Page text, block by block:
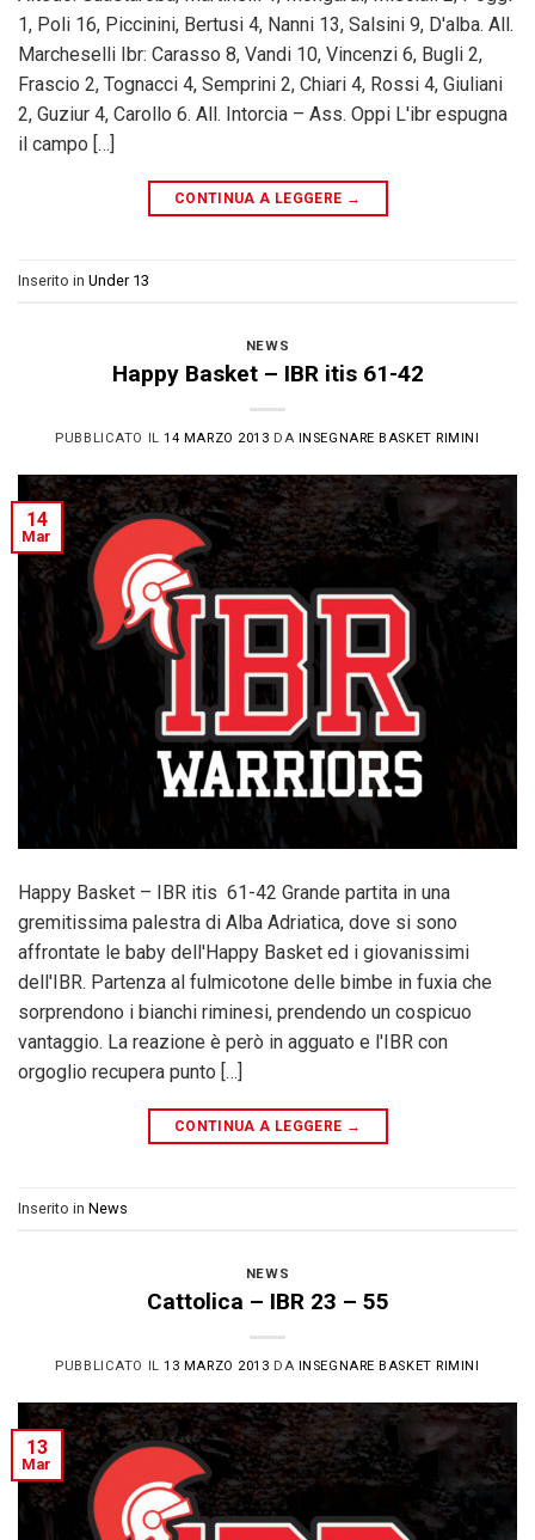
1, Poli 16, Piccinini, Bertusi 4, Nanni 13, Salsini 9, D'alba. All.
Marcheselli Ibr: Carasso 8, Vandi 10, Vincenzi 6, Bugli 2,
Frascio 2, Tognacci 4, Semprini 2, Chiari 4, Rossi 4, Giuliani
2, Guziur 4, Carollo 6. All. Intorcia – Ass. Oppi L'ibr espugna
il campo […]
CONTINUA A LEGGERE →
Inserito in Under 13
NEWS
Happy Basket – IBR itis 61-42
PUBBLICATO IL14 MARZO 2013 DA INSEGNARE BASKET RIMINI
14
Mar
Happy Basket – IBR itis 61-42 Grande partita in una
gremitissima palestra di Alba Adriatica, dove si sono
affrontate le baby dell'Happy Basket ed i giovanissimi
dell'IBR. Partenza al fulmicotone delle bimbe in fuxia che
sorprendono i bianchi riminesi, prendendo un cospicuo
vantaggio. La reazione è però in agguato e l'IBR con
orgoglio recupera punto […]
CONTINUA A LEGGERE →
Inserito in News
NEWS
Cattolica – IBR 23 – 55
PUBBLICATO IL13 MARZO 2013 DA INSEGNARE BASKET RIMINI
13
Mar